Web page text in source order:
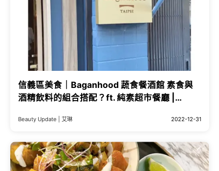
信義區美食｜Baganhood 蔬食餐酒館 素食與
酒精飲料的組合搭配？ft. 純素超市餐廳 |
Beauty Update | 艾琳 2022-12-31